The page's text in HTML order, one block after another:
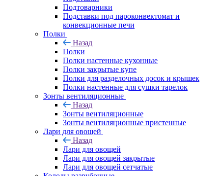
Подтоварники
Подставки под пароконвектомат и
конвекционные печи
Полки
Назад
Полки
Полки настенные кухонные
Полки закрытые купе
Полки для разделочных досок и крышек
Полки настенные для сушки тарелок
Зонты вентиляционные
Назад
Зонты вентиляционные
Зонты вентиляционные пристенные
Лари для овощей
Назад
Лари для овощей
Лари для овощей закрытые
Лари для овощей сетчатые